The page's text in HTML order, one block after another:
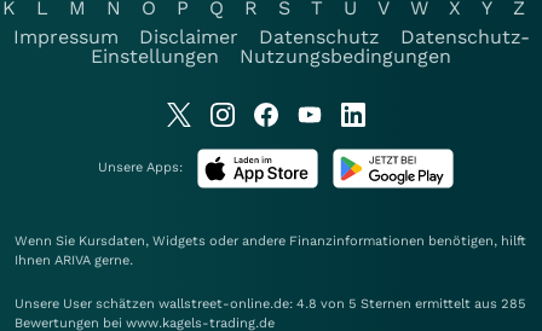
K
L M N O P Q R S T U V W X Y
Z
Impressum
Disclaimer Datenschutz
Datenschutz-
Einstellungen
Nutzungsbedingungen
Unsere Apps:
Wenn Sie Kursdaten, Widgets oder andere Finanzinformationen benötigen, hilft
Ihnen ARIVA gerne.
Unsere User schätzen wallstreet-online.de: 4.8 von 5 Sternen ermittelt aus 285
Bewertungen bei www.kagels-trading.de